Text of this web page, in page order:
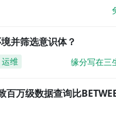
并筛选意识体？
运维 缘分写在三
百万级数据查询比